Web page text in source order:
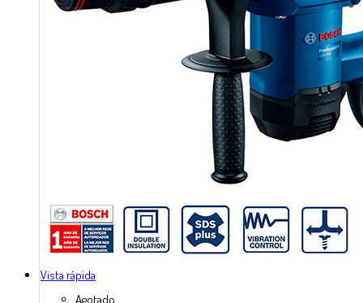
Vista rápida
Agotado